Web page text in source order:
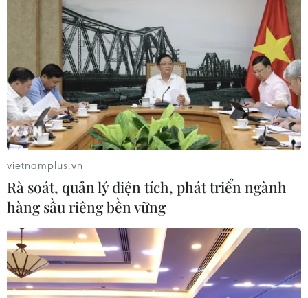
Kinh tế Anh sụt giảm trong quý 3, nguy cơ
suy thoái kéo dài
12/11/2022 14:10
Tuần trước, Ngân hàng trung ương Anh cho biết nền
vietnamplus.vn
Rà soát, quản lý diện tích, phát triển ngành
hàng sầu riêng bền vững